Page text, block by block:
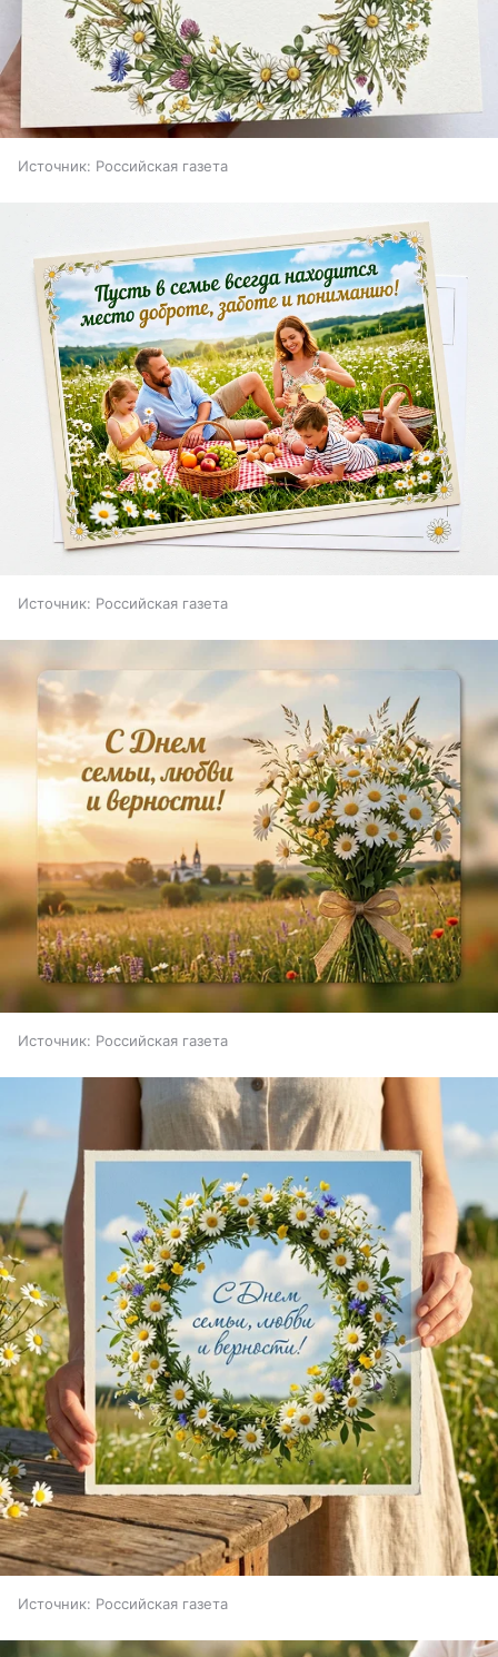
Источник: Российская газета
Источник: Российская газета
Источник: Российская газета
Источник: Российская газета